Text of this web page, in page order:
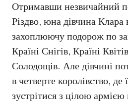
Отримавши незвичайний
Різдво, юна дівчина Клара
захоплюючу подорож по
Країні Снігів, Країні
Солодощів. Але дівчині
в четверте королівство, де
зустрітися з цілою